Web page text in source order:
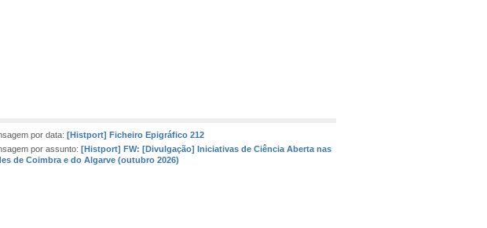
por data: [Histport] Ficheiro Epigráfico 212
por assunto: [Histport] FW: [Divulgação] Iniciativas de Ciência Aberta nas
de Coimbra e do Algarve (outubro 2026)